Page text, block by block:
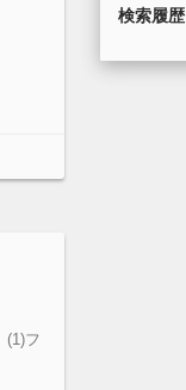
(1)フ
検索履歴